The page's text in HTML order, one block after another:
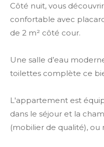
Côté nuit, vous
confortable avec
de 2 m² côté cour.
Une salle d’eau
toilettes complète ce
L'appartement est
dans le séjour et la
(mobilier de qualité), ou